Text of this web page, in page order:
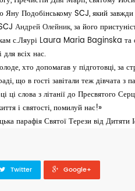
Подобінському SCJ, який завжди
Андрей Олейник, за його
с.Ляурі Laura Maria Baginska та
всіх нас.
хто допомагав у підготовці, за
що в гості завітали теж дівчата
слова з літанії до Пресвятого
і святості, помилуй нас!»
парафія Святої Терези від Дитяти
Twitter Google+